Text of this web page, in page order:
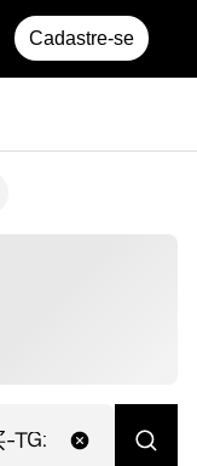
Cadastre-se